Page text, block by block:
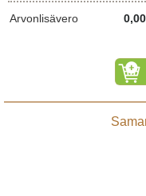
Arvonlisävero